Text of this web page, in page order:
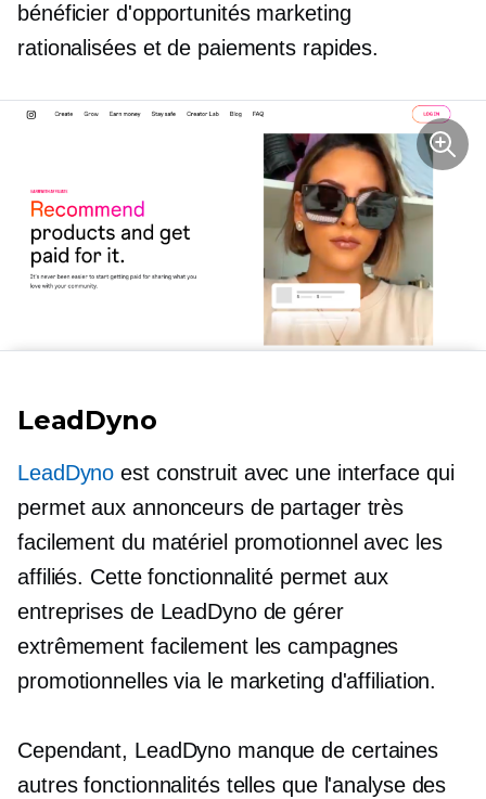
bénéficier d'opportunités marketing
rationalisées et de paiements rapides.
LeadDyno
LeadDyno est construit avec une interface qui
permet aux annonceurs de partager très
facilement du matériel promotionnel avec les
affiliés. Cette fonctionnalité permet aux
entreprises de LeadDyno de gérer
extrêmement facilement les campagnes
promotionnelles via le marketing d'affiliation.
Cependant, LeadDyno manque de certaines
autres fonctionnalités telles que l'analyse des